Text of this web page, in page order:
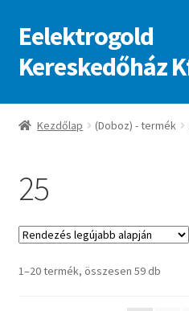
Ugrás
a
navigációhoz
Kilépés
a
tartalomba
Eelektrogold
Kereskedőház
Kezdőlap
Adatvédelmi irányelvek
ajanlatkeres
Kezdőlap (Doboz) - termék
25
1–20 termék, összesen 59 dbSorted